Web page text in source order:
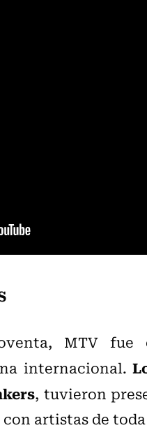
MTV fue
internacional.
, tuvieron
artistas de